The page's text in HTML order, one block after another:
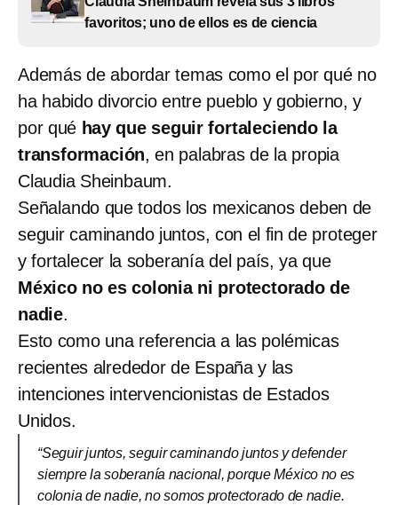
favoritos; uno de ellos es de ciencia
Además de abordar temas como el por qué no
ha habido divorcio entre pueblo y gobierno, y
por qué hay que seguir fortaleciendo la
transformación, en palabras de la propia
Claudia Sheinbaum.
Señalando que todos los mexicanos deben de
seguir caminando juntos, con el fin de proteger
y fortalecer la soberanía del país, ya que
México no es colonia ni protectorado de
nadie.
Esto como una referencia a las polémicas
recientes alrededor de España y las
intenciones intervencionistas de Estados
Unidos.
“Seguir juntos, seguir caminando juntos y defender
siempre la soberanía nacional, porque México no es
colonia de nadie, no somos protectorado de nadie.